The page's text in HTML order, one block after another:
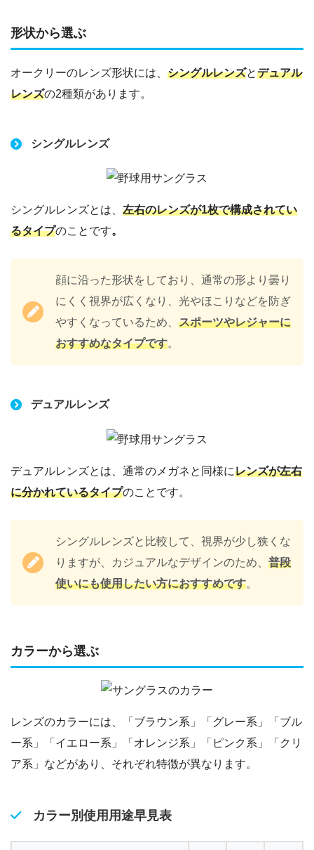
形状から選ぶ
オークリーのレンズ形状には、 シングルレンズとデュアル
レンズの2種類があります。
シングルレンズ
シングルレンズとは、 左右のレンズが1枚で構成されてい
るタイプのことです。
顔に沿った形状をしており、通常の形より曇り
にくく視界が広くなり、光やほこりなどを防ぎ
やすくなっているため、 スポーツやレジャーに
おすすめなタイプです。
デュアルレンズ
デュアルレンズとは、通常のメガネと同様にレンズが左右
に分かれているタイプのことです。
シングルレンズと比較して、視界が少し狭くな
りますが、カジュアルなデザインのため、 普段
使いにも使用したい方におすすめです。
カラーから選ぶ
レンズのカラーには、「ブラウン系」「グレー系」「ブル
ー系」「イエロー系」「オレンジ系」「ピンク系」「クリ
ア系」などがあり、それぞれ特徴が異なります。
カラー別使用用途早見表